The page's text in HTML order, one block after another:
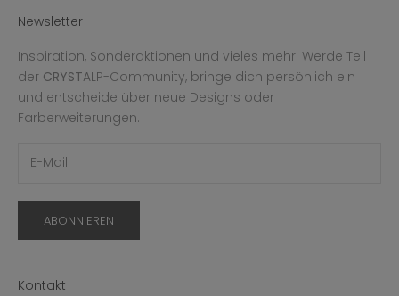
Newsletter
Inspiration, Sonderaktionen und vieles mehr. Werde Teil
der CRYSTALP-Community, bringe dich persönlich ein
und entscheide über neue Designs oder
Farberweiterungen.
ABONNIEREN
Kontakt